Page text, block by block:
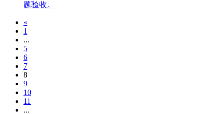
题验收。
«
1
...
5
6
7
8
9
10
11
...